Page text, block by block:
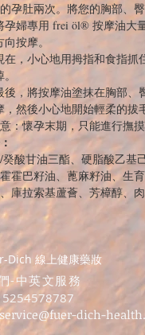
孕肚兩次。將您的胸部、
孕婦專用 frei öl® 按摩油大
向按摩。
在，小心地用拇指和食指抓
後，將按摩油塗抹在胸部、
，然後小心地開始輕柔的拔
：懷孕末期，只能進行撫摸
癸酸甘油三酯、硬脂酸乙基
霍巴籽油、蓖麻籽油、生
庫拉索基蘆薈、芳樟醇、
-中英文服務
service@fuer-dich-
Dich 線上健康藥妝